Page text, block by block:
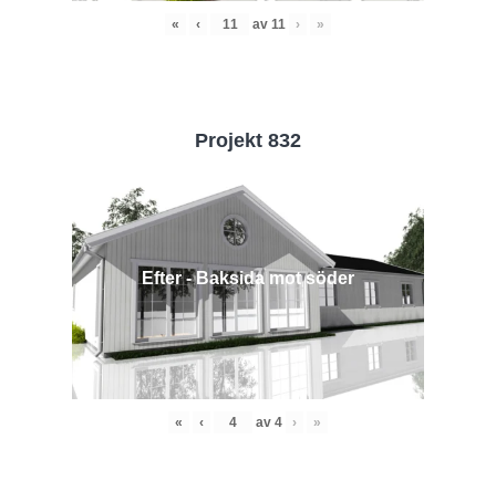
« ‹ av 11 › »
Projekt 832
Efter - Baksida mot söder
« ‹ av 4 › »